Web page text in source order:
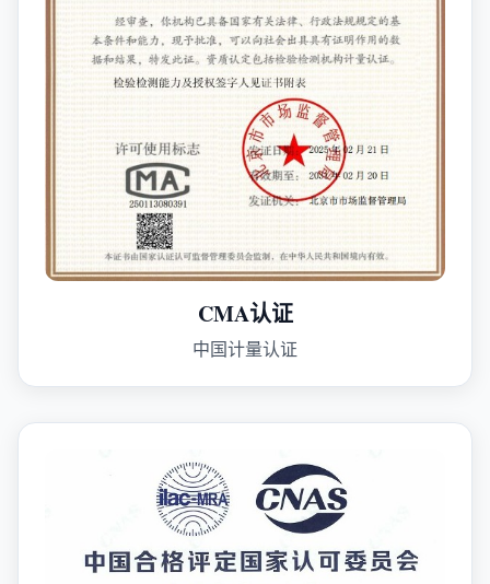
CMA认证
中国计量认证